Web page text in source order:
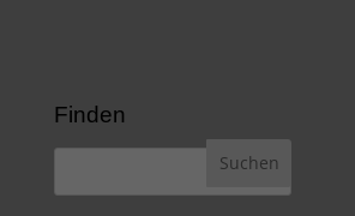
Finden